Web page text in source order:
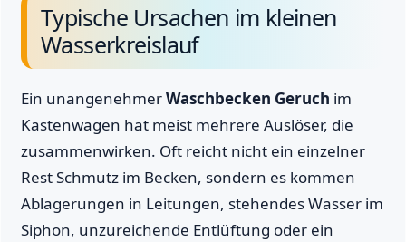
Typische Ursachen im kleinen
Wasserkreislauf
Ein unangenehmerWaschbecken Geruch im
Kastenwagen hat meist mehrere Auslöser, die
zusammenwirken. Oft reicht nicht ein einzelner
Rest Schmutz im Becken, sondern es kommen
Ablagerungen in Leitungen, stehendes Wasser im
Siphon, unzureichende Entlüftung oder ein